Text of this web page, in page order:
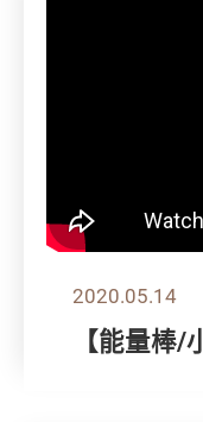
2020.05.14
【能量棒/